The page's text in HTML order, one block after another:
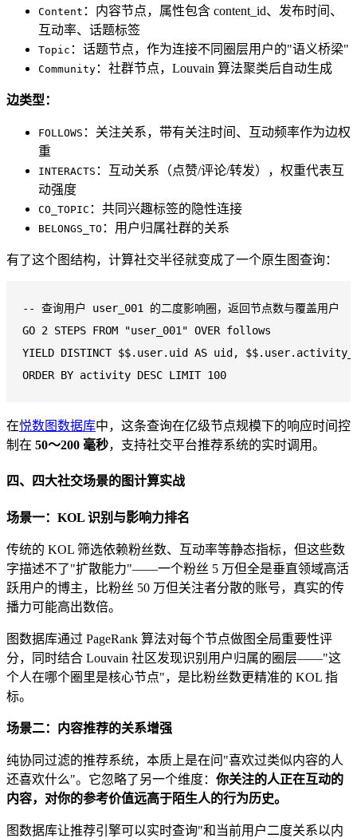
Content ：内容节点，属性包含 content_id、发布时间、
互动率、话题标签
Topic ：话题节点，作为连接不同圈层用户的"语义桥梁"
Community ：社群节点，Louvain 算法聚类后自动生成
边类型：
FOLLOWS ：关注关系，带有关注时间、互动频率作为边权
重
INTERACTS ：互动关系（点赞/评论/转发），权重代表互
动强度
CO_TOPIC ：共同兴趣标签的隐性连接
BELONGS_TO ：用户归属社群的关系
有了这个图结构，计算社交半径就变成了一个原生图查询：
-- 查询用户 user_001 的二度影响圈，返回节点数与覆盖用户
GO 2 STEPS FROM "user_001" OVER follows
YIELD DISTINCT $$. user.uid AS uid, $$. user
ORDER BY activity DESC LIMIT 100
在悦数图数据库中，这条查询在亿级节点规模下的响应时间控
制在 50～200 毫秒，支持社交平台推荐系统的实时调用。
四、四大社交场景的图计算实战
场景一：KOL 识别与影响力排名
传统的 KOL 筛选依赖粉丝数、互动率等静态指标，但这些数
字描述不了"扩散能力"——一个粉丝 5 万但全是垂直领域高活
跃用户的博主，比粉丝 50 万但关注者分散的账号，真实的传
播力可能高出数倍。
图数据库通过 PageRank 算法对每个节点做图全局重要性评
分，同时结合 Louvain 社区发现识别用户归属的圈层——"这
个人在哪个圈里是核心节点"，是比粉丝数更精准的 KOL 指
标。
场景二：内容推荐的关系增强
纯协同过滤的推荐系统，本质上是在问"喜欢过类似内容的人
还喜欢什么"。它忽略了另一个维度： 你关注的人正在互动的
内容，对你的参考价值远高于陌生人的行为历史。
图数据库让推荐引擎可以实时查询"和当前用户二度关系以内